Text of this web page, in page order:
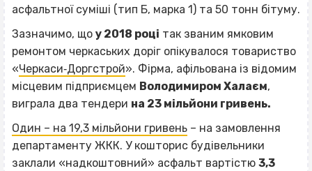
асфальтної суміші (тип Б, марка 1) та 50 тонн бітуму.
Зазначимо, що у 2018 році так званим ямковим
ремонтом черкаських доріг опікувалося товариство
«Черкаси‐Доргстрой». Фірма, афільована із відомим
місцевим підприємцем Володимиром Халаєм,
виграла два тендери на 23 мільйони гривень.
Один – на 19,3 мільйони гривень – на замовлення
департаменту ЖКК. У кошторис будівельники
заклали «надкоштовний» асфальт вартістю 3,3